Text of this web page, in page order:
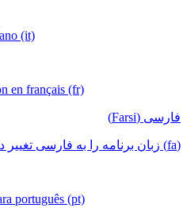
(it)
en français (fr)
فارسی (Farsi)
(fa) زبان برنامه را به فارسی تغییر دهید
português (pt)